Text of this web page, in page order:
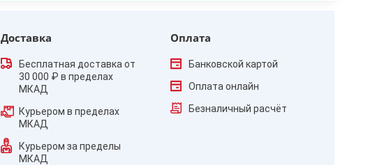
Доставка
Бесплатная доставка от
30 000 ₽ в пределах
МКАД
Курьером в пределах
МКАД
Курьером за пределы
МКАД
Оплата
Банковской картой
Оплата онлайн
Безналичный расчёт